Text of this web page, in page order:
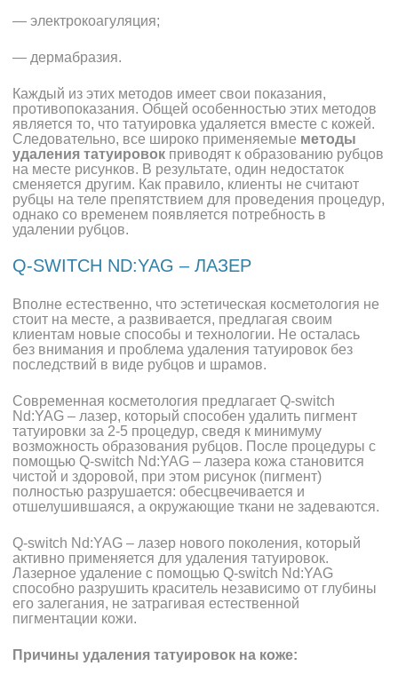
— электрокоагуляция;
— дермабразия.
Каждый из этих методов имеет свои показания,
противопоказания. Общей особенностью этих методов
является то, что татуировка удаляется вместе с кожей.
Следовательно, все широко применяемые методы
удаления татуировок приводят к образованию рубцов
на месте рисунков. В результате, один недостаток
сменяется другим. Как правило, клиенты не считают
рубцы на теле препятствием для проведения процедур,
однако со временем появляется потребность в
удалении рубцов.
Q-SWITCH ND:YAG – ЛАЗЕР
Вполне естественно, что эстетическая косметология не
стоит на месте, а развивается, предлагая своим
клиентам новые способы и технологии. Не осталась
без внимания и проблема удаления татуировок без
последствий в виде рубцов и шрамов.
Современная косметология предлагает Q-switch
Nd:YAG – лазер, который способен удалить пигмент
татуировки за 2-5 процедур, сведя к минимуму
возможность образования рубцов. После процедуры с
помощью Q-switch Nd:YAG – лазера кожа становится
чистой и здоровой, при этом рисунок (пигмент)
полностью разрушается: обесцвечивается и
отшелушившаяся, а окружающие ткани не задеваются.
Q-switch Nd:YAG – лазер нового поколения, который
активно применяется для удаления татуировок.
Лазерное удаление с помощью Q-switch Nd:YAG
способно разрушить краситель независимо от глубины
его залегания, не затрагивая естественной
пигментации кожи.
Причины удаления татуировок на коже: